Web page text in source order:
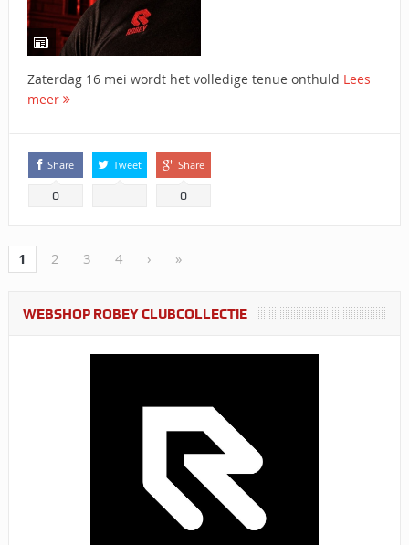
Zaterdag 16 mei wordt het volledige tenue onthuld Lees
meer
Share
0
Tweet Share
0
1 2 3 4 › »
WEBSHOP ROBEY CLUBCOLLECTIE